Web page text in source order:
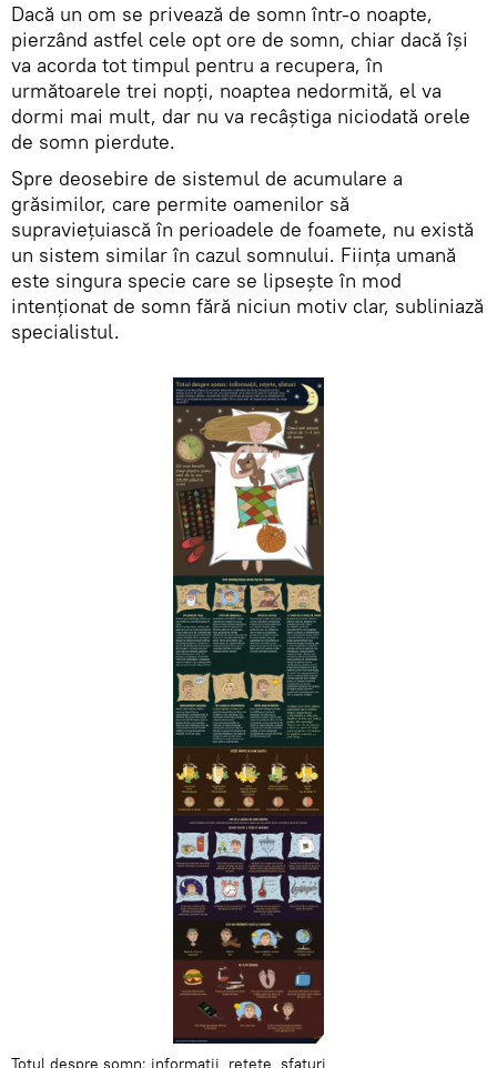
Dacă un om se privează de somn într-o noapte,
pierzând astfel cele opt ore de somn, chiar dacă îşi
va acorda tot timpul pentru a recupera, în
următoarele trei nopți, noaptea nedormită, el va
dormi mai mult, dar nu va recâştiga niciodată orele
de somn pierdute.
Spre deosebire de sistemul de acumulare a
grăsimilor, care permite oamenilor să
supraviețuiască în perioadele de foamete, nu există
un sistem similar în cazul somnului. Ființa umană
este singura specie care se lipsește în mod
intenționat de somn fără niciun motiv clar, subliniază
specialistul.
Totul despre somn: informații, rețete, sfaturi